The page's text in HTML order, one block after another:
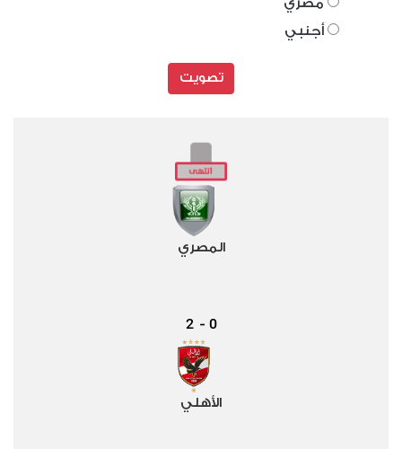
أجنبي
تصويت
المصري
0
-
2
الأهلي